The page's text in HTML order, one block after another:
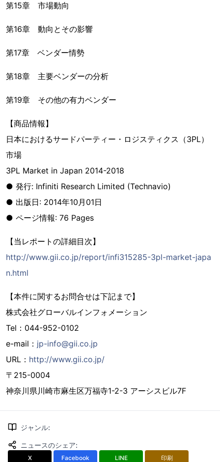
第15章 市場動向
第16章 動向とその影響
第17章 ベンダー情勢
第18章 主要ベンダーの分析
第19章 その他の有力ベンダー
【商品情報】
日本におけるサードパーティー・ロジスティクス（3PL）
市場
3PL Market in Japan 2014-2018
● 発行: Infiniti Research Limited (Technavio)
● 出版日: 2014年10月01日
● ページ情報: 76 Pages
【当レポートの詳細目次】
http://www.gii.co.jp/report/infi315285-3pl-market-japa
n.html
【本件に関するお問合せは下記まで】
株式会社グローバルインフォメーション
Tel：044-952-0102
e-mail： jp-info@gii.co.jp
URL： http://www.gii.co.jp/
〒215-0004
神奈川県川崎市麻生区万福寺1-2-3 アーシスビル7F
ジャンル:
ニュースのシェア:
X Facebook LINE 印刷